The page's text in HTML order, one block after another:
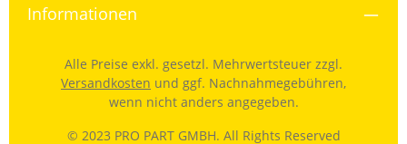
Informationen
© 2023 PRO PART GMBH. All Rights Reserved
Alle Preise exkl. gesetzl. Mehrwertsteuer zzgl.
Versandkosten und ggf. Nachnahmegebühren,
wenn nicht anders angegeben.